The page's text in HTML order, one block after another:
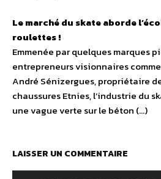
Le marché du skate aborde
roulettes !
Emmenée par quelques marques
entrepreneurs visionnaires
André Sénizergues, propriétaire
chaussures Etnies, l’industrie du
une vague verte sur le béton (…)
LAISSER UN COMMENTAIRE